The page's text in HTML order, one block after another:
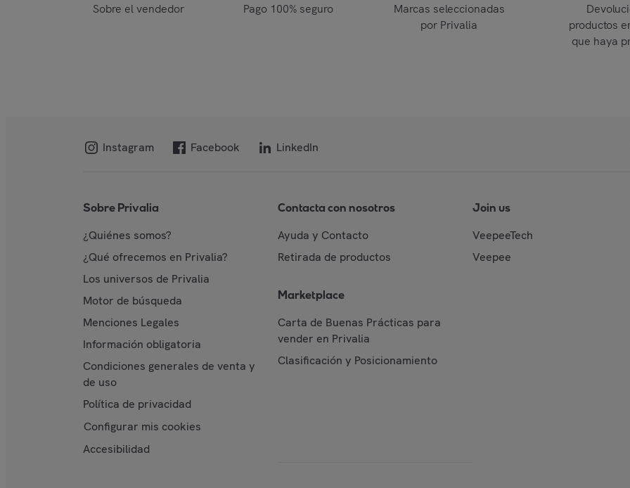
Sobre el vendedor Pago 100% seguro
Marcas seleccionadas
por Privalia
productos
que haya
Instagram Facebook LinkedIn
Sobre Privalia
¿Quiénes somos?
¿Qué ofrecemos en Privalia?
Los universos de Privalia
Motor de búsqueda
Menciones Legales
Información obligatoria
Condiciones generales de venta y
de uso
Política de privacidad
Configurar mis cookies
Accesibilidad
Contacta con nosotros
Ayuda y Contacto
Retirada de productos
Marketplace
Carta de Buenas Prácticas para
vender en Privalia
Clasificación y Posicionamiento
Join us
VeepeeTech
Veepee